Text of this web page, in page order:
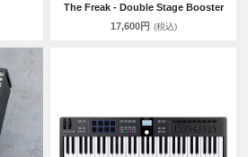
The Freak - Double Stage Booster
17,600円 (税込)